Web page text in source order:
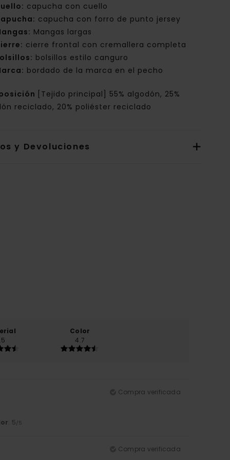
capucha con cuello
capucha con forro de punto jersey
Mangas largas
cierre frontal con cremallera completa
bolsillos estilo canguro
bordado de la marca en el pecho
[Tejido principal] 55% algodón, 25%
reciclado, 20% poliéster reciclado
y Devoluciones
Color
4.7
Compra verificada
: 5/5
Compra verificada